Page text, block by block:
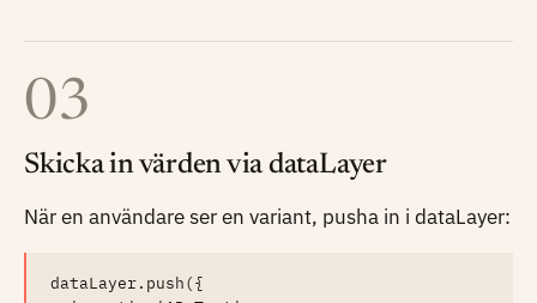
03
Skicka in värden via dataLayer
När en användare ser en variant, pusha in i dataLayer:
dataLayer.push({